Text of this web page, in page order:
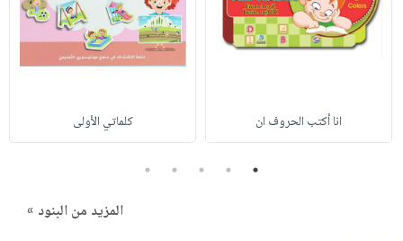
انا أكتب الحروف ان كلماتي الأولى
1
2
3
4
5
المزيد من البنود »